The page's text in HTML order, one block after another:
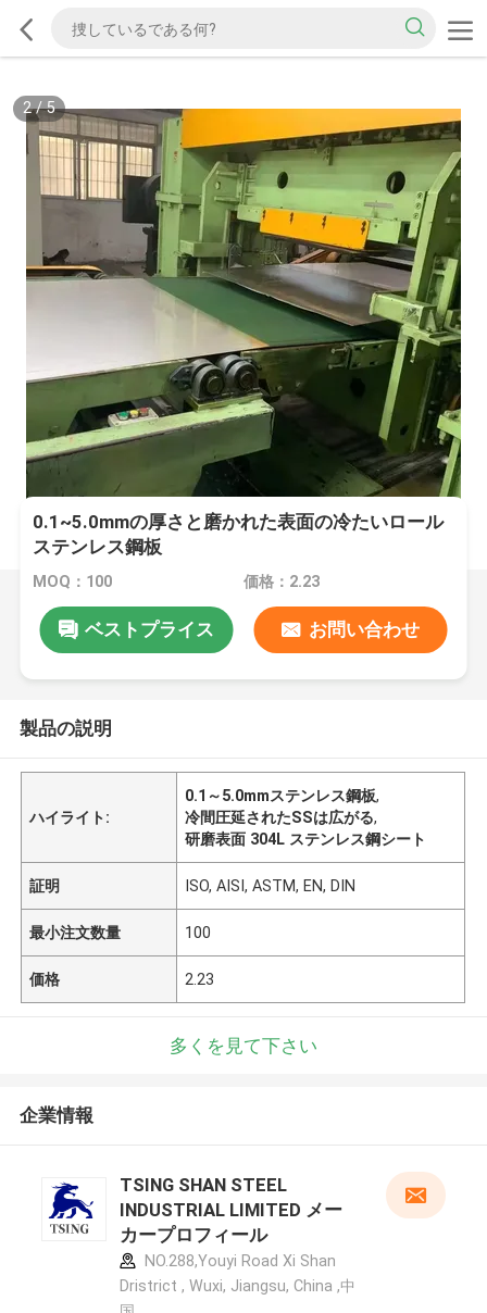
2/5
0.1~5.0mmの厚さと磨かれた表面の冷たいロール
ステンレス鋼板
MOQ：100 価格：2.23
ベストプライス お問い合わせ
製品の説明
ハイライト:
0.1～5.0mmステンレス鋼板,
冷間圧延されたSSは広がる,
研磨表面 304L ステンレス鋼シート
証明 ISO, AISI, ASTM, EN, DIN
最小注文数量 100
価格 2.23
多くを見て下さい
企業情報
TSING SHAN STEEL
INDUSTRIAL LIMITED メー
カープロフィール
NO.288,Youyi Road Xi Shan
Dristrict , Wuxi, Jiangsu, China ,中